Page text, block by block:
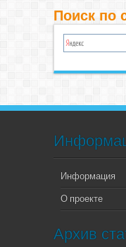
Поиск по
Информация
О проекте
Архив